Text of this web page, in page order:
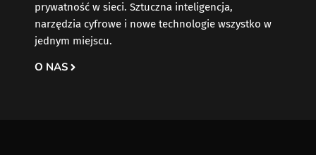
prywatność w sieci. Sztuczna inteligencja,
narzędzia cyfrowe i nowe technologie wszystko w
jednym miejscu.
O NAS